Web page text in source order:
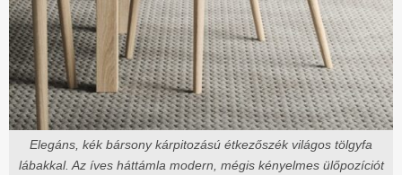
Elegáns, kék bársony kárpitozású étkezőszék világos tölgyfa
lábakkal. Az íves háttámla modern, mégis kényelmes ülőpozíciót